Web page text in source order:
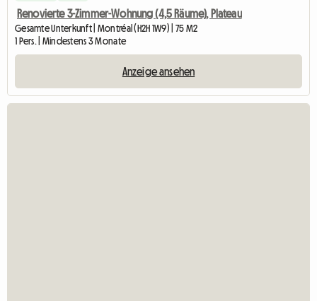
Renovierte 3-Zimmer-Wohnung (4,5 Räume), Plateau
Gesamte Unterkunft | Montréal (H2H 1W9) | 75 M2
1 Pers. | Mindestens 3 Monate
Anzeige ansehen